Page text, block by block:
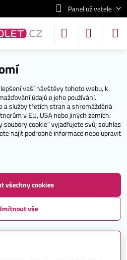
Panel uživatele
vaší návštěvy tohoto webu, k
údajů o jeho používání.
a služby třetích stran a shromážděná
v EU, USA nebo jiných zemích.
cookie“ vyjadřujete svůj souhlas
najít podrobné informace nebo upravit
všechny cookies
vše